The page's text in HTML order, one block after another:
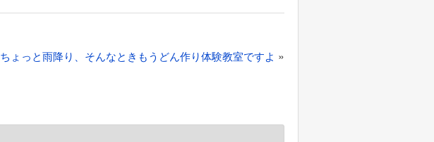
ちょっと雨降り、そんなときもうどん作り体験教室ですよ »